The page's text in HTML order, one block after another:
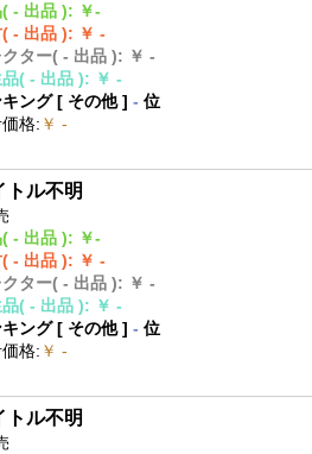
( - 出品 ): ￥-
( - 出品 ): ￥ -
クター( - 出品 ): ￥ -
( - 出品 ): ￥ -
キング [ その他]- 位
格: ￥ -
トル不明
( - 出品 ): ￥-
( - 出品 ): ￥ -
クター( - 出品 ): ￥ -
( - 出品 ): ￥ -
キング [ その他]- 位
格: ￥ -
トル不明